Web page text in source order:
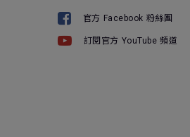
官方 Facebook 粉絲團
訂閱官方 YouTube 頻道